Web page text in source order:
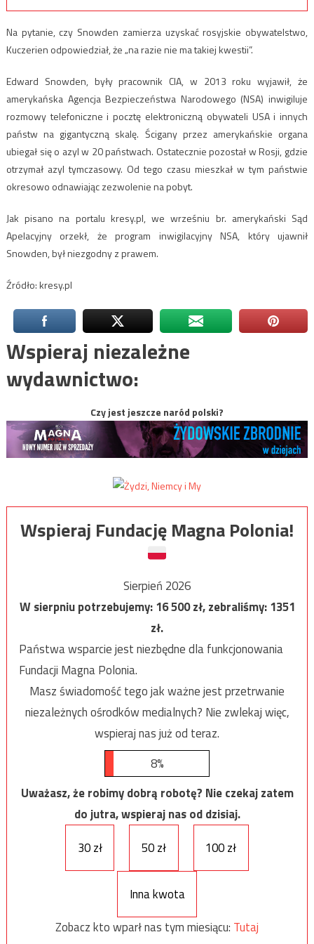
Na pytanie, czy Snowden zamierza uzyskać rosyjskie obywatelstwo,
Kuczerien odpowiedział, że „na razie nie ma takiej kwestii”.
Edward Snowden, były pracownik CIA, w 2013 roku wyjawił, że
amerykańska Agencja Bezpieczeństwa Narodowego (NSA) inwigiluje
rozmowy telefoniczne i pocztę elektroniczną obywateli USA i innych
państw na gigantyczną skalę. Ścigany przez amerykańskie organa
ubiegał się o azyl w 20 państwach. Ostatecznie pozostał w Rosji, gdzie
otrzymał azyl tymczasowy. Od tego czasu mieszkał w tym państwie
okresowo odnawiając zezwolenie na pobyt.
Jak pisano na portalu kresy.pl, we wrześniu br. amerykański Sąd
Apelacyjny orzekł, że program inwigilacyjny NSA, który ujawnił
Snowden, był niezgodny z prawem.
Źródło: kresy.pl
Wspieraj niezależne
wydawnictwo:
Czy jest jeszcze naród polski?
Wspieraj Fundację Magna Polonia!
Sierpień 2026
W sierpniu potrzebujemy:16 500zł, zebraliśmy:1351
zł.
Państwa wsparcie jest niezbędne dla funkcjonowania
Fundacji Magna Polonia.
Masz świadomość tego jak ważne jest przetrwanie
niezależnych ośrodków medialnych? Nie zwlekaj więc,
wspieraj nas już od teraz.
8%
Uważasz, że robimy dobrą robotę? Nie czekaj zatem
do jutra, wspieraj nas od dzisiaj.
30 zł
50 zł 100 zł
Inna kwota
Zobacz kto wparł nas tym miesiącu: Tutaj